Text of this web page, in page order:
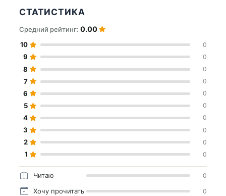
СТАТИСТИКА
Средний рейтинг: 0.00
10 0
9 0
8 0
7 0
6 0
5 0
4 0
3 0
2 0
1 0
Читаю 0
Хочу прочитать 0